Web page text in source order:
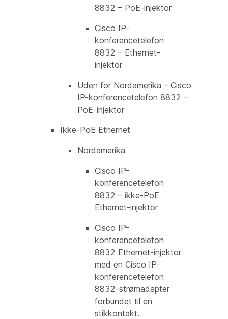
8832 – PoE-injektor
Cisco IP-
konferencetelefon
8832 – Ethernet-
injektor
Uden for Nordamerika – Cisco
IP-konferencetelefon 8832 –
PoE-injektor
Ikke-PoE Ethernet
Nordamerika
Cisco IP-
konferencetelefon
8832 – ikke-PoE
Ethernet-injektor
Cisco IP-
konferencetelefon
8832 Ethernet-injektor
med en Cisco IP-
konferencetelefon
8832-strømadapter
forbundet til en
stikkontakt.